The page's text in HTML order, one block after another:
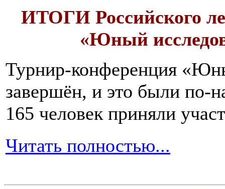
ИТОГИ Российского
«Юный
Турнир-конференция
завершён, и это были по-
165 человек приняли
Читать полностью...